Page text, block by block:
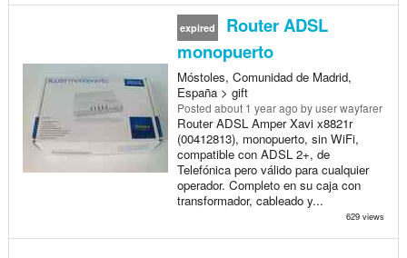
expired
Router ADSL
monopuerto
Móstoles, Comunidad de Madrid,
España > gift
Posted about 1 year ago by user wayfarer
Router ADSL Amper Xavi x8821r
(00412813), monopuerto, sin WiFi,
compatible con ADSL 2+, de
Telefónica pero válido para cualquier
operador. Completo en su caja con
transformador, cableado y...
629 views